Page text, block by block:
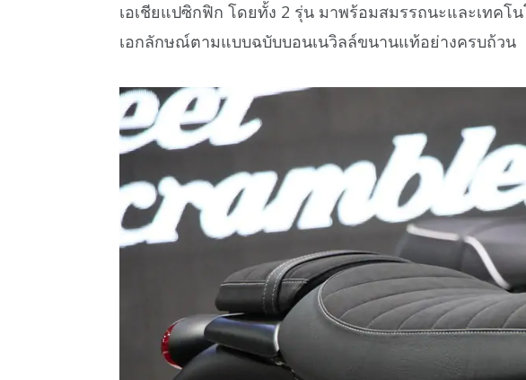
เอเชียแปซิกฟิก โดยทั้ง 2 รุ่น มาพร้อมสมรรถนะและเทคโ
เอกลักษณ์ตามแบบฉบับบอนเนวิลล์ขนานแท้อย่างครบถ้วน